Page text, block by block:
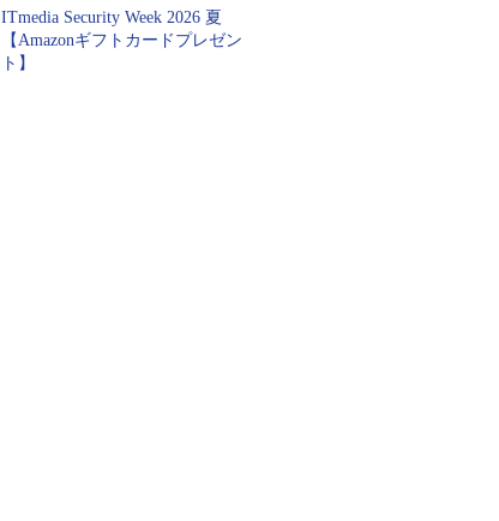
ITmedia Security Week 2026 夏
【Amazonギフトカードプレゼン
ト】